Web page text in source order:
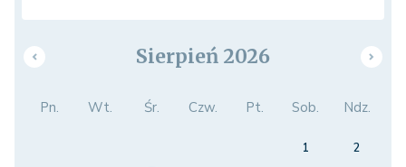
Sierpień 2026
Pn. Wt. Śr. Czw. Pt. Sob. Ndz.
1
2